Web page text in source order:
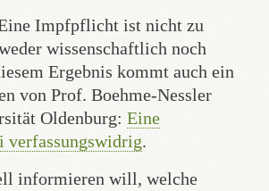
Impfpflicht ist nicht zu
wissenschaftlich noch
Ergebnis kommt auch ein
von Prof. Boehme-Nessler
Oldenburg: Eine
.
informieren will, welche